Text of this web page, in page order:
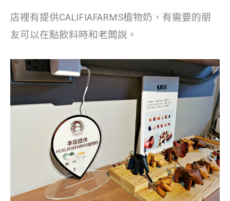
店裡有提供CALIFIAFARMS植物奶，有需要的朋
友可以在點飲料時和老闆說。